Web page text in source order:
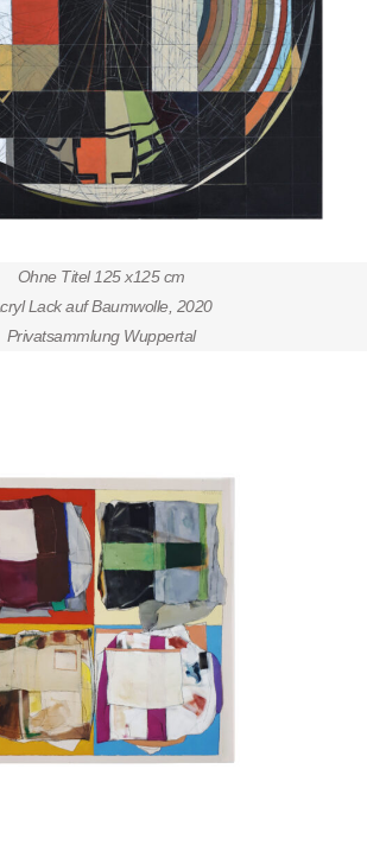
Ohne Titel 125 x125 cm
Lack auf Baumwolle, 2020
Privatsammlung Wuppertal